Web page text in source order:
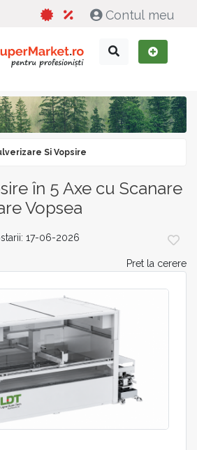
Contul meu
Si Vopsire
în 5 Axe cu Scanare
Vopsea
17-06-2026
Pret la cerere